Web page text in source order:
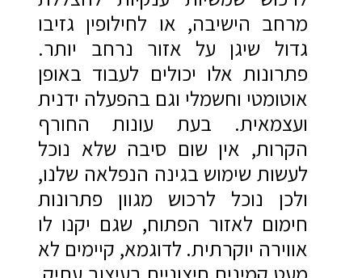
מרחב הישיבה, או לחילופין גזיבו
גדול שיגן על אזור נרחב יותר.
פתרונות אלו יכולים לעבוד באופן
אוטומטי וחשמלי וגם בהפעלה ידנית
ועצמאית. בעת עונות החורף
הקרות, אין שום סיבה שלא נוכל
לעשות שימוש בגינה הנפלאה שלנו,
ולכן נוכל לרכוש מגוון פתרונות
חימום לאזור הפתוח, שגם יקנו לו
אווירה יוקרתית. לדוגמא, קיימים לא